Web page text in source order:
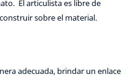
El articulista es libre de
sobre el material.
adecuada, brindar un enlace